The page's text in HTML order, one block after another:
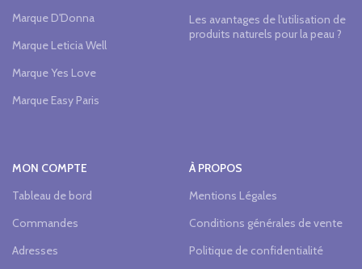
Marque D'Donna
Marque Leticia Well
Marque Yes Love
Marque Easy Paris
Les avantages de l'utilisation de
produits naturels pour la peau ?
MON COMPTE
Tableau de bord
Commandes
Adresses
À PROPOS
Mentions Légales
Conditions générales de vente
Politique de confidentialité